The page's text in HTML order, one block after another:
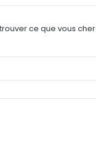
ce que vous